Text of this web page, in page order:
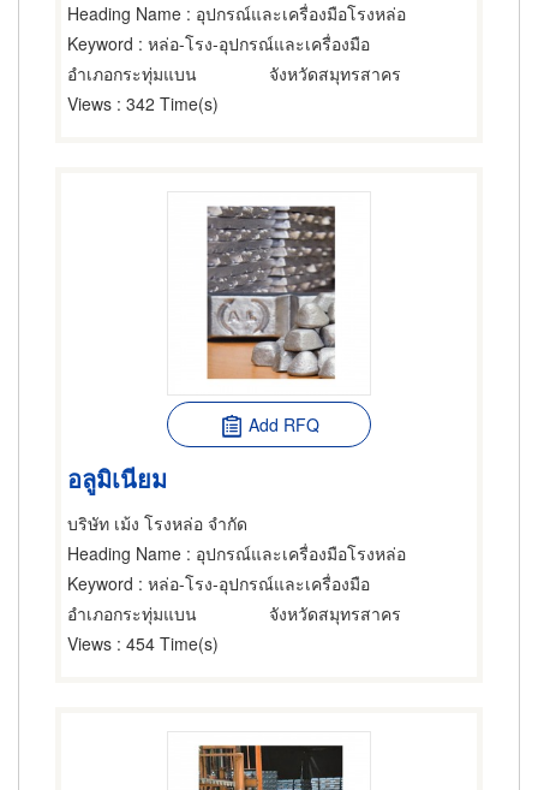
Heading Name : อุปกรณ์และเครื่องมือโรงหล่อ
Keyword : หล่อ-โรง-อุปกรณ์และเครื่องมือ
อำเภอกระทุ่มแบน
จังหวัดสมุทรสาคร
Views : 342 Time(s)
Add RFQ
อลูมิเนียม
บริษัท เม้ง โรงหล่อ จำกัด
Heading Name : อุปกรณ์และเครื่องมือโรงหล่อ
Keyword : หล่อ-โรง-อุปกรณ์และเครื่องมือ
อำเภอกระทุ่มแบน
จังหวัดสมุทรสาคร
Views : 454 Time(s)